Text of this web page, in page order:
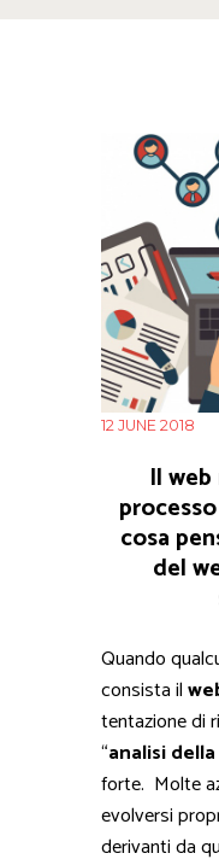
12 JUNE 2018
Il
cosa
del
Quando
consista il
tentazione di
“analisi
forte. Molte
evolversi
derivanti da